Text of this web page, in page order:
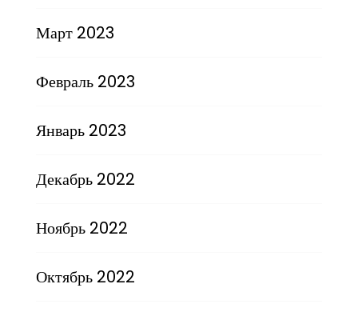
Март 2023
Февраль 2023
Январь 2023
Декабрь 2022
Ноябрь 2022
Октябрь 2022